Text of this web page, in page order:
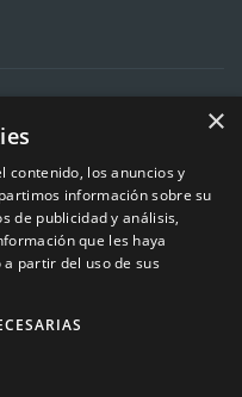
×
contenido, los anuncios y
información sobre su
de publicidad y análisis,
que les haya
partir del uso de sus